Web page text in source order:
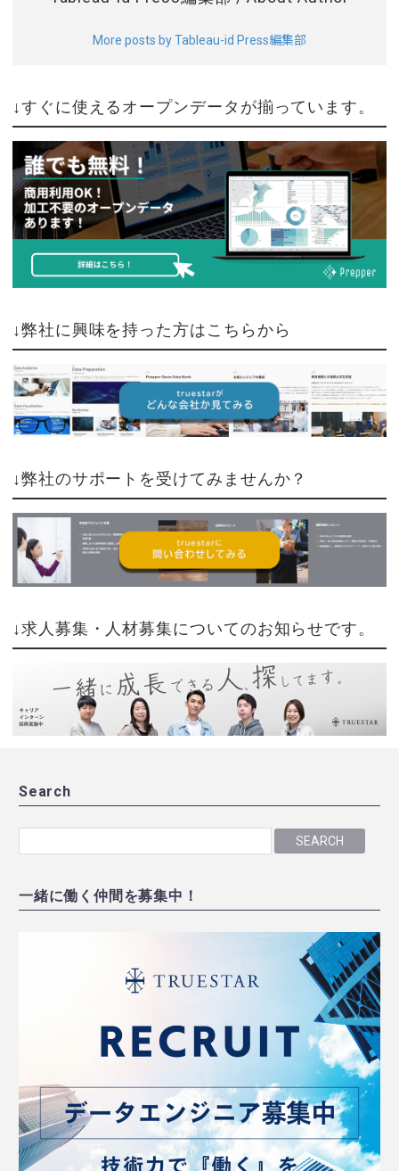
More posts by Tableau-id Press編集部
↓すぐに使えるオープンデータが揃っています。
↓弊社に興味を持った方はこちらから
↓弊社のサポートを受けてみませんか？
↓求人募集・人材募集についてのお知らせです。
Search
SEARCH
一緒に働く仲間を募集中！